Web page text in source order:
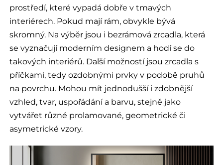
prostředí, které vypadá dobře v tmavých
interiérech. Pokud mají rám, obvykle bývá
skromný. Na výběr jsou i bezrámová zrcadla, která
se vyznačují moderním designem a hodí se do
takových interiérů. Další možností jsou zrcadla s
příčkami, tedy ozdobnými prvky v podobě pruhů
na povrchu. Mohou mít jednodušší i zdobnější
vzhled, tvar, uspořádání a barvu, stejně jako
vytvářet různé prolamované, geometrické či
asymetrické vzory.